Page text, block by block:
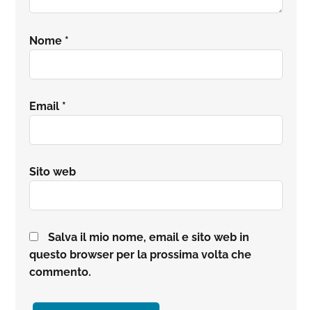
Nome *
Email *
Sito web
Salva il mio nome, email e sito web in
questo browser per la prossima volta che
commento.